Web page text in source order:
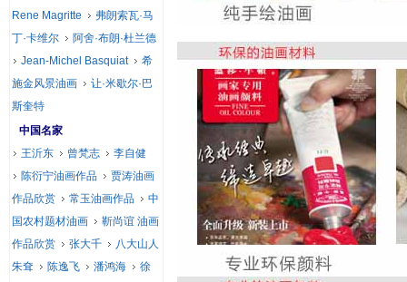
Rene Magritte
弗朗索瓦·马
丁·卡维尔
阿舍·布朗·杜兰德
Jean-Michel Basquiat
希
施金风景油画
让·米歇尔·巴
斯奎特
中国名家
王沂东
曾梵志
李自健
陈衍宁油画作品
贾涛油画
作品欣赏
常玉油画作品
中
国农村题材油画
靳尚谊 油画
作品欣赏
张大千
八大山人
朱耷
陈逸飞 潘鸿海
徐